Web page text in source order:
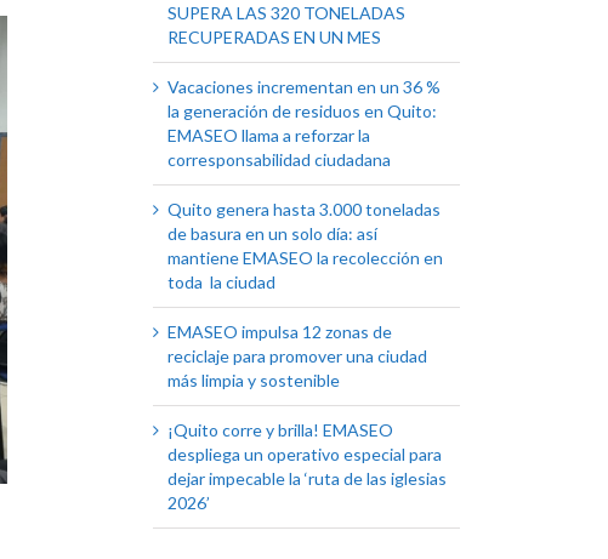
SUPERA LAS 320 TONELADAS
RECUPERADAS EN UN MES
Vacaciones incrementan en un 36 %
la generación de residuos en Quito:
EMASEO llama a reforzar la
corresponsabilidad ciudadana
Quito genera hasta 3.000 toneladas
de basura en un solo día: así
mantiene EMASEO la recolección en
toda la ciudad
EMASEO impulsa 12 zonas de
reciclaje para promover una ciudad
más limpia y sostenible
¡Quito corre y brilla! EMASEO
despliega un operativo especial para
dejar impecable la ‘ruta de las iglesias
2026’